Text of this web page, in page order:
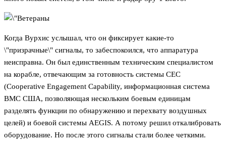
Когда Вурхис услышал, что он фиксирует какие-то
\"призрачные\" сигналы, то забеспокоился, что аппаратура
неисправна. Он был единственным техническим специалистом
на корабле, отвечающим за готовность системы CEC
(Cooperative Engagement Capability, информационная система
ВМС США, позволяющая нескольким боевым единицам
разделять функции по обнаружению и перехвату воздушных
целей) и боевой системы AEGIS. А потому решил откалибровать
оборудование. Но после этого сигналы стали более четкими.